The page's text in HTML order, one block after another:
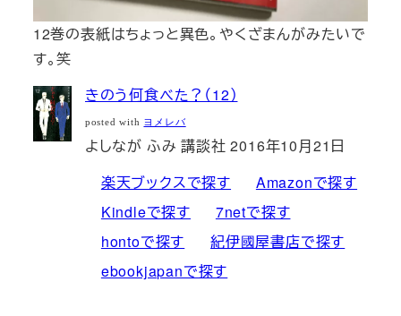
12巻の表紙はちょっと異色。やくざまんがみたいで
す。笑
きのう何食べた？（12）
posted with ヨメレバ
よしなが ふみ 講談社 2016年10月21日
楽天ブックスで探す
Amazonで探す
Kindleで探す
7netで探す
hontoで探す
紀伊國屋書店で探す
ebookjapanで探す